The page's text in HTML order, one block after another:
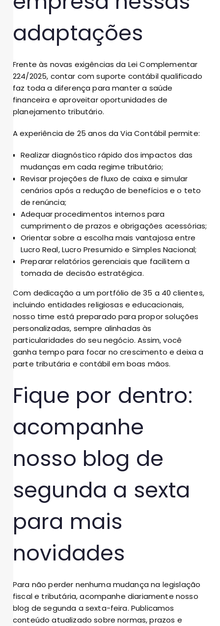
adaptações
Frente às novas exigências da Lei Complementar
224/2025, contar com suporte contábil qualificado
faz toda a diferença para manter a saúde
financeira e aproveitar oportunidades de
planejamento tributário.
A experiência de 25 anos da Via Contábil permite:
Realizar diagnóstico rápido dos impactos das
mudanças em cada regime tributário;
Revisar projeções de fluxo de caixa e simular
cenários após a redução de benefícios e o teto
de renúncia;
Adequar procedimentos internos para
cumprimento de prazos e obrigações acessórias;
Orientar sobre a escolha mais vantajosa entre
Lucro Real, Lucro Presumido e Simples Nacional;
Preparar relatórios gerenciais que facilitem a
tomada de decisão estratégica.
Com dedicação a um portfólio de 35 a 40 clientes,
incluindo entidades religiosas e educacionais,
nosso time está preparado para propor soluções
personalizadas, sempre alinhadas às
particularidades do seu negócio. Assim, você
ganha tempo para focar no crescimento e deixa a
parte tributária e contábil em boas mãos.
Fique por dentro:
acompanhe
nosso blog de
segunda a sexta
para mais
novidades
Para não perder nenhuma mudança na legislação
fiscal e tributária, acompanhe diariamente nosso
blog de segunda a sexta-feira. Publicamos
conteúdo atualizado sobre normas, prazos e